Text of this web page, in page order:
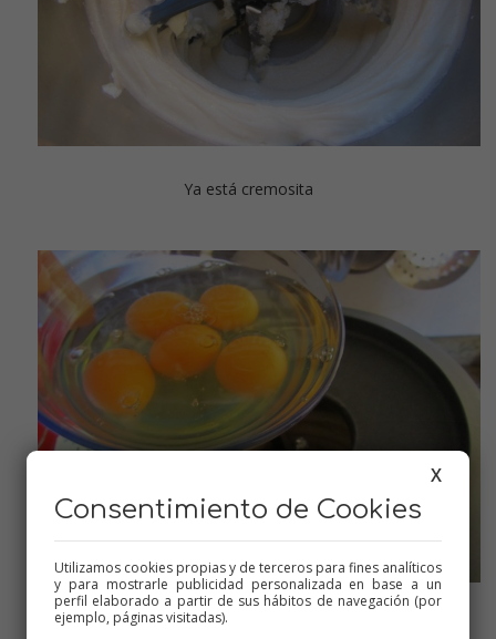
Ya está cremosita
Echamos huevo a huevo por el bocal con la máquina en
X
Consentimiento de Cookies
Utilizamos cookies propias y de terceros para fines analíticos
y para mostrarle publicidad personalizada en base a un
perfil elaborado a partir de sus hábitos de navegación (por
ejemplo, páginas visitadas).